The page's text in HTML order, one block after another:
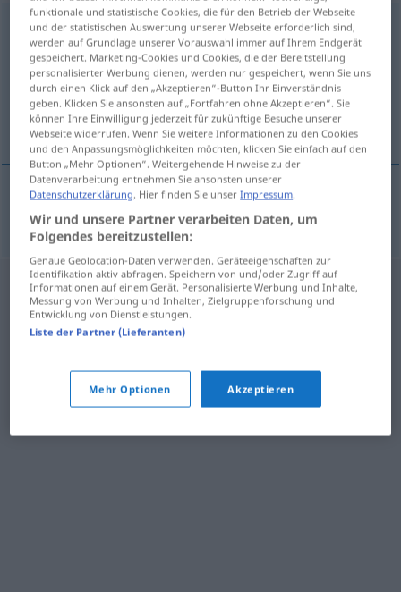
Strohhutm
Übersicht aller Übersetzungen
(Für mehr Details die Übersetzung anklicken/antippen)
strohoed, strooien hoed
strohoed, strooienhoed Strohhut
funktionale und statistische Cookies, die für den Betrieb der Webseite
und der statistischen Auswertung unserer Webseite erforderlich sind,
werden auf Grundlage unserer Vorauswahl immer auf Ihrem Endgerät
gespeichert. Marketing-Cookies und Cookies, die der Bereitstellung
personalisierter Werbung dienen, werden nur gespeichert, wenn Sie uns
durch einen Klick auf den „Akzeptieren“-Button Ihr Einverständnis
geben. Klicken Sie ansonsten auf „Fortfahren ohne Akzeptieren“. Sie
können Ihre Einwilligung jederzeit für zukünftige Besuche unserer
Webseite widerrufen. Wenn Sie weitere Informationen zu den Cookies
und den Anpassungsmöglichkeiten möchten, klicken Sie einfach auf den
Button „Mehr Optionen“. Weitergehende Hinweise zu der
Datenverarbeitung entnehmen Sie ansonsten unserer
Datenschutzerklärung. Hier finden Sie unserImpressum.
Wir und unsere Partner verarbeiten Daten, um
Folgendes bereitzustellen:
Genaue Geolocation-Daten verwenden. Geräteeigenschaften zur
Identifikation aktiv abfragen. Speichern von und/oder Zugriff auf
Informationen auf einem Gerät. Personalisierte Werbung und Inhalte,
Messung von Werbung und Inhalten, Zielgruppenforschung und
Entwicklung von Dienstleistungen.
Liste der Partner (Lieferanten)
Mehr Optionen Akzeptieren